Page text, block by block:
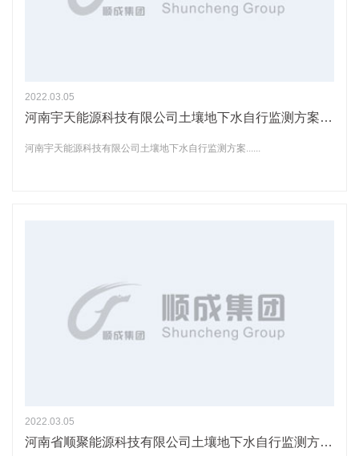
2022.03.05
河南宇天能源科技有限公司土壤地下水自行监测方案公示
河南宇天能源科技有限公司土壤地下水自行监测方案......
2022.03.05
河南省顺聚能源科技有限公司土壤地下水自行监测方案公示